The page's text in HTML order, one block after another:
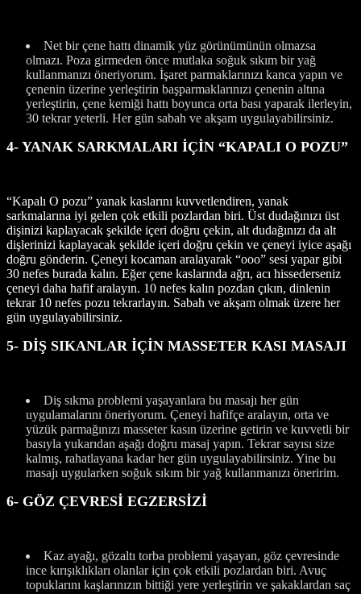
Net bir çene hattı dinamik yüz görünümünün olmazsa
olmazı. Poza girmeden önce mutlaka soğuk sıkım bir yağ
kullanmanızı öneriyorum. İşaret parmaklarınızı kanca yapın ve
çenenin üzerine yerleştirin başparmaklarınızı çenenin altına
yerleştirin, çene kemiği hattı boyunca orta bası yaparak ilerleyin,
30 tekrar yeterli. Her gün sabah ve akşam uygulayabilirsiniz.
4- YANAK SARKMALARI İÇİN “KAPALI O POZU”
“Kapalı O pozu” yanak kaslarını kuvvetlendiren, yanak
sarkmalarına iyi gelen çok etkili pozlardan biri. Üst dudağınızı üst
dişinizi kaplayacak şekilde içeri doğru çekin, alt dudağınızı da alt
dişlerinizi kaplayacak şekilde içeri doğru çekin ve çeneyi iyice aşağı
doğru gönderin. Çeneyi kocaman aralayarak “ooo” sesi yapar gibi
30 nefes burada kalın. Eğer çene kaslarında ağrı, acı hissederseniz
çeneyi daha hafif aralayın. 10 nefes kalın pozdan çıkın, dinlenin
tekrar 10 nefes pozu tekrarlayın. Sabah ve akşam olmak üzere her
gün uygulayabilirsiniz.
5- DİŞ SIKANLAR İÇİN MASSETER KASI MASAJI
Diş sıkma problemi yaşayanlara bu masajı her gün
uygulamalarını öneriyorum. Çeneyi hafifçe aralayın, orta ve
yüzük parmağınızı masseter kasın üzerine getirin ve kuvvetli bir
basıyla yukarıdan aşağı doğru masaj yapın. Tekrar sayısı size
kalmış, rahatlayana kadar her gün uygulayabilirsiniz. Yine bu
masajı uygularken soğuk sıkım bir yağ kullanmanızı öneririm.
6- GÖZ ÇEVRESİ EGZERSİZİ
Kaz ayağı, gözaltı torba problemi yaşayan, göz çevresinde
ince kırışıklıkları olanlar için çok etkili pozlardan biri. Avuç
topuklarını kaşlarınızın bittiği yere yerleştirin ve şakaklardan saç